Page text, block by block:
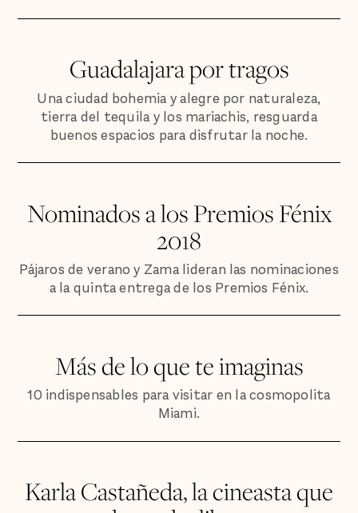
Guadalajara por tragos
Una ciudad bohemia y alegre por naturaleza,
tierra del tequila y los mariachis, resguarda
buenos espacios para disfrutar la noche.
Nominados a los Premios Fénix
2018
Pájaros de verano y Zama lideran las nominaciones
a la quinta entrega de los Premios Fénix.
Más de lo que te imaginas
10 indispensables para visitar en la cosmopolita
Miami.
Karla Castañeda, la cineasta que